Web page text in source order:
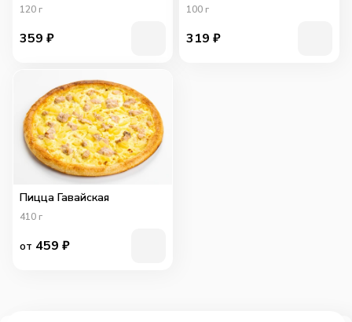
120 г
359 ₽
100 г
319 ₽
Пицца Гавайская
410 г
от 459 ₽